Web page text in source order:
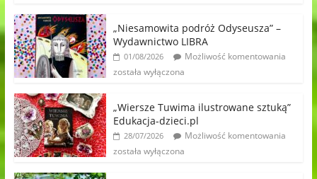
„Niesamowita podróż Odyseusza” –
Wydawnictwo LIBRA
01/08/2026
Możliwość komentowania
została wyłączona
„Wiersze Tuwima ilustrowane sztuką”
Edukacja-dzieci.pl
28/07/2026
Możliwość komentowania
została wyłączona